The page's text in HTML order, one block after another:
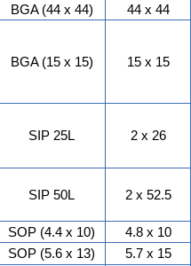
BGA (44 x 44) 44 x 44
BGA (15 x 15) 15 x 15
SIP 25L 2 x 26
SIP 50L 2 x 52.5
SOP (4.4 x 10)
4.8 x 10
SOP (5.6 x 13)
5.7 x 15